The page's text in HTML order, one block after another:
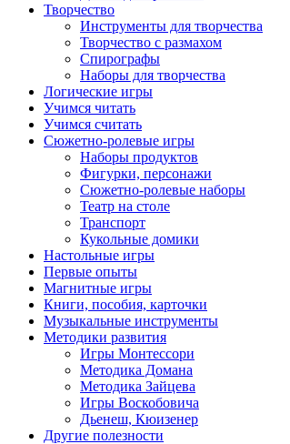
Творчество
Инструменты для творчества
Творчество с размахом
Спирографы
Наборы для творчества
Логические игры
Учимся читать
Учимся считать
Сюжетно-ролевые игры
Наборы продуктов
Фигурки, персонажи
Сюжетно-ролевые наборы
Театр на столе
Транспорт
Кукольные домики
Настольные игры
Первые опыты
Магнитные игры
Книги, пособия, карточки
Музыкальные инструменты
Методики развития
Игры Монтессори
Методика Домана
Методика Зайцева
Игры Воскобовича
Дьенеш, Кюизенер
Другие полезности